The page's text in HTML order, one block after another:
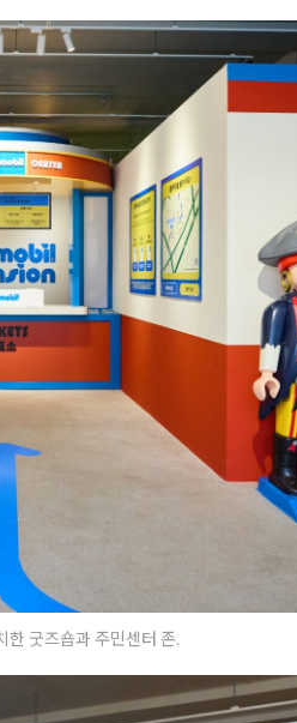
한 굿즈숍과 주민센터 존.